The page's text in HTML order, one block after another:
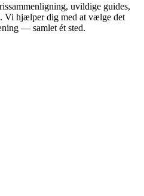
uvildige guides,
Vi hjælper dig med at vælge det
— samlet ét sted.